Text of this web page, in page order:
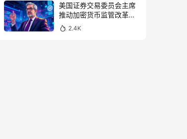
美国证券交易委员会主席
推动加密货币监管改革，
力求未来验证
2.4K